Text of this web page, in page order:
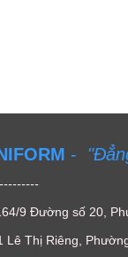
-
9 Đường số 20,
Lê Thị Riêng,